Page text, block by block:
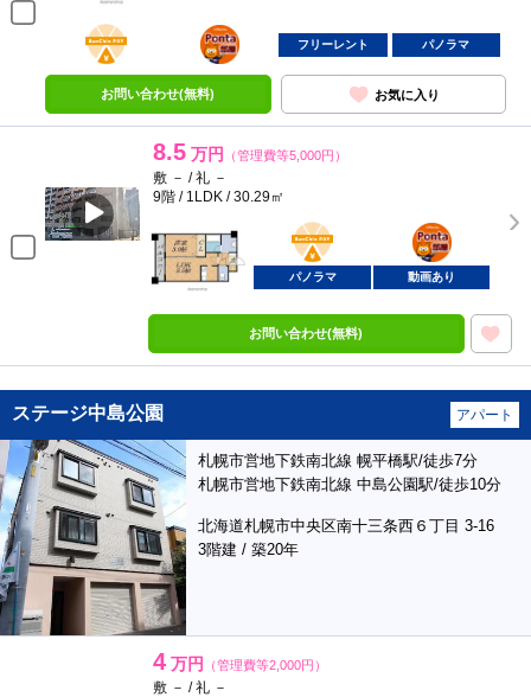
BunChinPAY
ポンタ
部屋
フリーレント パノラマ
お問い合わせ(無料) お気に入り
8.5 万円 （管理費等5,000円）
敷 － / 礼 －
9階 / 1LDK / 30.29㎡
BunChinPAY
ポンタ
部屋
パノラマ 動画あり
お問い合わせ(無料)
ステージ中島公園 アパート
札幌市営地下鉄南北線 幌平橋駅/徒歩7分
札幌市営地下鉄南北線 中島公園駅/徒歩10分
北海道札幌市中央区南十三条西６丁目 3-16
3階建 / 築20年
4 万円 （管理費等2,000円）
敷 － / 礼 －